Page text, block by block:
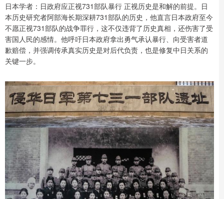
日本学者：日政府应正视731部队暴行 正视历史是和解的前提。日
本历史研究者阿部海长期深耕731部队的历史，他直言日本政府至今
不愿正视731部队的战争罪行，这不仅违背了历史真相，还伤害了受
害国人民的感情。他呼吁日本政府拿出勇气承认暴行、向受害者道
歉赔偿，并强调传承真实历史是对后代负责，也是修复中日关系的
关键一步。